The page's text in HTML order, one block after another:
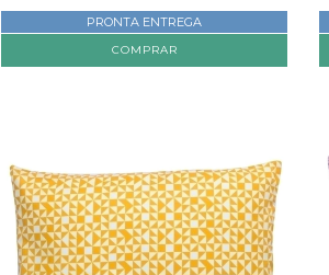
PRONTA ENTREGA